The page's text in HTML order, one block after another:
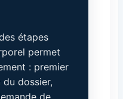
étapes
permet
: premier
dossier,
de